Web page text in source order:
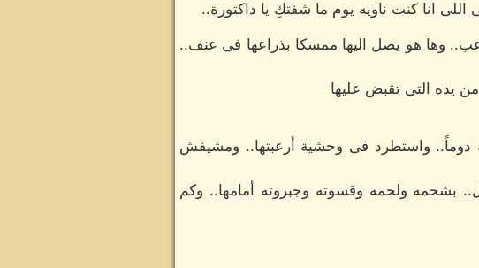
انا كنت ناويه يوم ما شفتكِ يا داكتورة..
وها هو يصل اليها ممسكا بذراعها فى عنف..
التى تقبض عليها
واستطرد فى وحشية أرعبتها.. ومشيفش
بشحمه ولحمه وقسوته وجبروته أمامها.. وكم